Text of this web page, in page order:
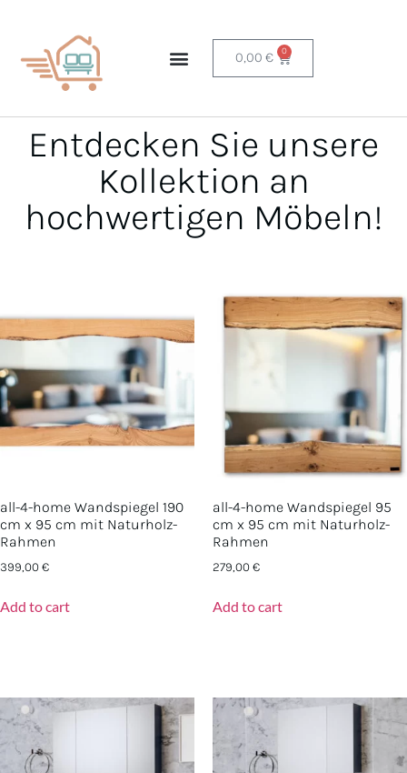
0,00 € 0
Entdecken Sie unsere
Kollektion an
hochwertigen Möbeln!
all-4-home Wandspiegel 190
cm x 95 cm mit Naturholz-
Rahmen
399,00€
Add to cart
all-4-home Wandspiegel 95
cm x 95 cm mit Naturholz-
Rahmen
279,00€
Add to cart